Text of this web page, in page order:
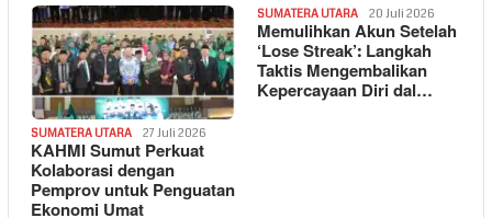
SUMATERA UTARA 27 Juli 2026
KAHMI Sumut Perkuat
Kolaborasi dengan
Pemprov untuk Penguatan
Ekonomi Umat
SUMATERA UTARA 20 Juli 2026
Memulihkan Akun Setelah
‘Lose Streak’: Langkah
Taktis Mengembalikan
Kepercayaan Diri dal…